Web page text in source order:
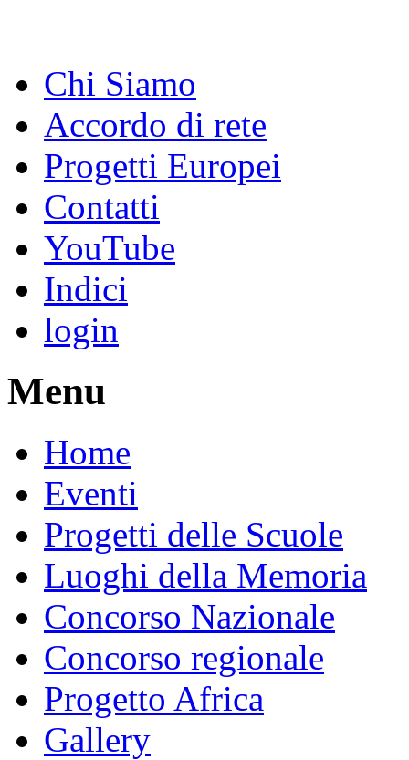
Chi Siamo
Accordo di rete
Progetti Europei
Contatti
YouTube
Indici
login
Menu
Home
Eventi
Progetti delle Scuole
Luoghi della Memoria
Concorso Nazionale
Concorso regionale
Progetto Africa
Gallery